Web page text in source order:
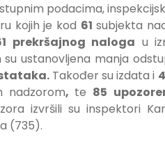
podacima,
kojih je kod 61subjekta
prekršajnog naloga u
ustanovljena manja
Također su izdata i
nadzorom, te 85
izvršili su inspektori
(735).